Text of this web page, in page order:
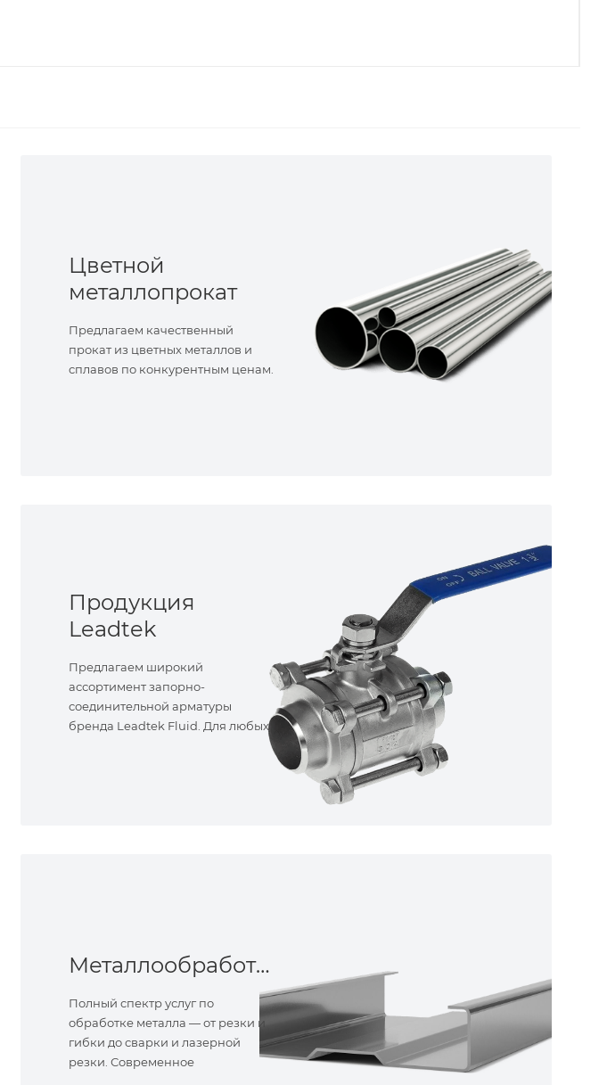
Цветной
металлопрокат
Предлагаем качественный
прокат из цветных металлов и
сплавов по конкурентным ценам.
Продукция
Leadtek
Предлагаем широкий
ассортимент запорно-
соединительной арматуры
бренда Leadtek Fluid. Для любых
Металлообработка
Полный спектр услуг по
обработке металла — от резки и
гибки до сварки и лазерной
резки. Современное